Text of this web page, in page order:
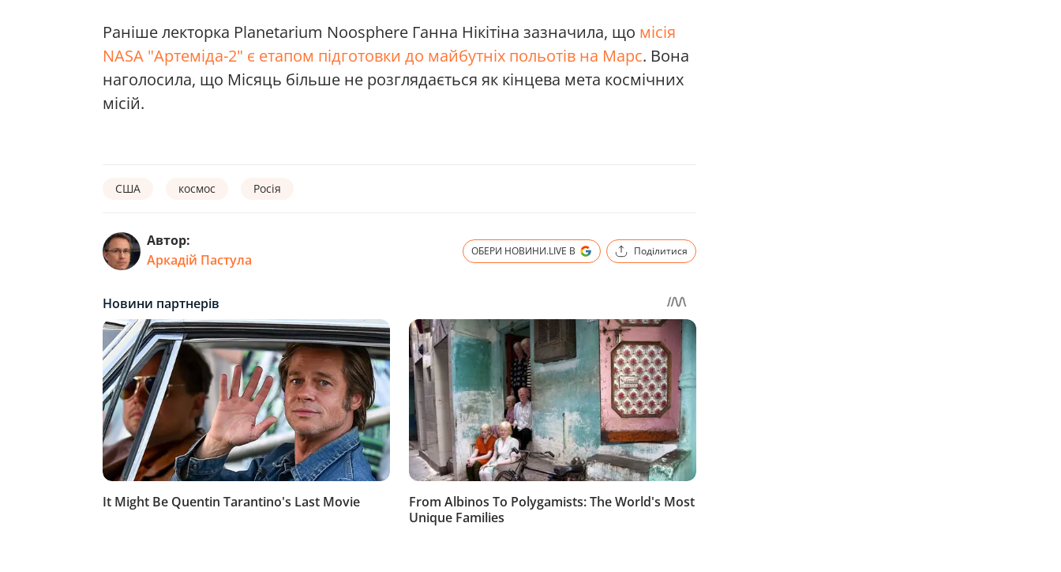
Раніше лекторка Planetarium Noosphere Ганна Нікітіна зазначила, що місія
NASA "Артеміда-2" є етапом підготовки до майбутніх польотів на Марс. Вона
наголосила, що Місяць більше не розглядається як кінцева мета космічних
місій.
США космос Росія
Автор:
Аркадій Пастула
ОБЕРИ НОВИНИ.LIVE В Поділитися